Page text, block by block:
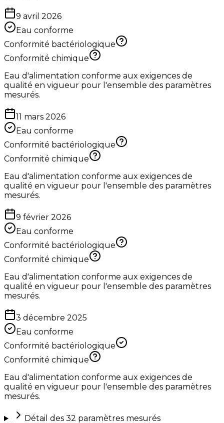
9 avril 2026
Eau conforme
Conformité bactériologique
Conformité chimique
Eau d'alimentation conforme aux exigences de
qualité en vigueur pour l'ensemble des paramètres
mesurés.
11 mars 2026
Eau conforme
Conformité bactériologique
Conformité chimique
Eau d'alimentation conforme aux exigences de
qualité en vigueur pour l'ensemble des paramètres
mesurés.
9 février 2026
Eau conforme
Conformité bactériologique
Conformité chimique
Eau d'alimentation conforme aux exigences de
qualité en vigueur pour l'ensemble des paramètres
mesurés.
3 décembre 2025
Eau conforme
Conformité bactériologique
Conformité chimique
Eau d'alimentation conforme aux exigences de
qualité en vigueur pour l'ensemble des paramètres
mesurés.
Détail des 32 paramètres mesurés